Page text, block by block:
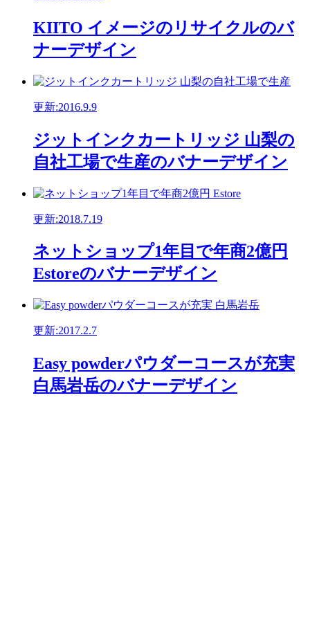
KIITO イメージのリサイクルのバ
ナーデザイン
更新:2016.9.9
ジットインクカートリッジ 山梨の
自社工場で生産のバナーデザイン
更新:2018.7.19
ネットショップ1年目で年商2億円
Estoreのバナーデザイン
更新:2017.2.7
Easy powderパウダーコースが充実
白馬岩岳のバナーデザイン